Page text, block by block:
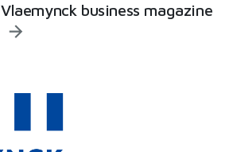
Vlaemynck business magazine